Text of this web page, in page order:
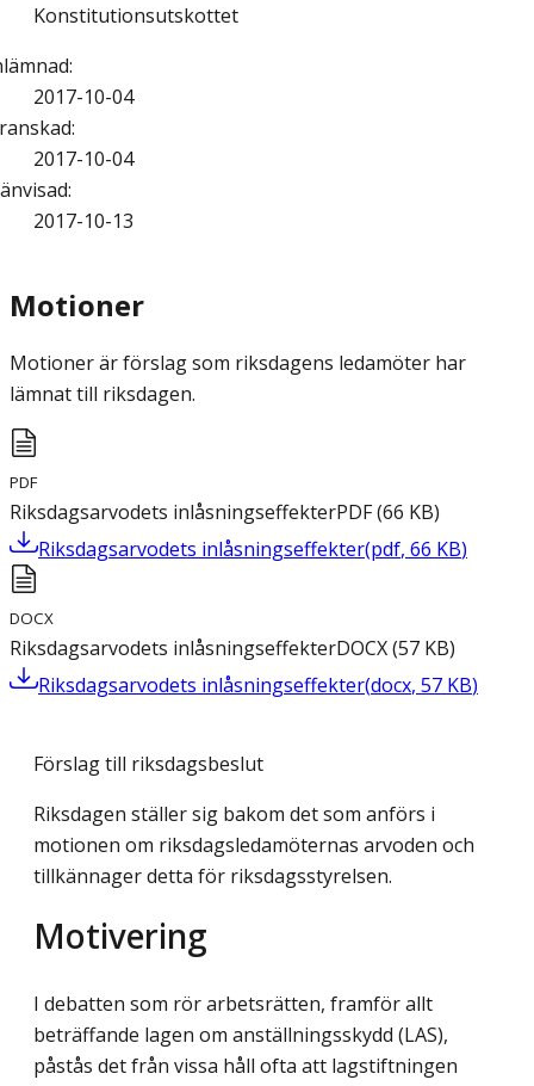
Konstitutionsutskottet
:
2017-10-04
:
2017-10-04
:
2017-10-13
Motioner
Motioner är förslag som riksdagens ledamöter har
lämnat till riksdagen.
PDF
Riksdagsarvodets inlåsningseffekterPDF(66 KB)
Riksdagsarvodets inlåsningseffekter(pdf, 66 KB)
DOCX
Riksdagsarvodets inlåsningseffekterDOCX(57 KB)
Riksdagsarvodets inlåsningseffekter(docx, 57 KB)
Förslag till riksdagsbeslut
Riksdagen ställer sig bakom det som anförs i
motionen om riksdagsledamöternas arvoden och
tillkännager detta för riksdagsstyrelsen.
Motivering
I debatten som rör arbetsrätten, framför allt
beträffande lagen om anställningsskydd (LAS),
påstås det från vissa håll ofta att lagstiftningen